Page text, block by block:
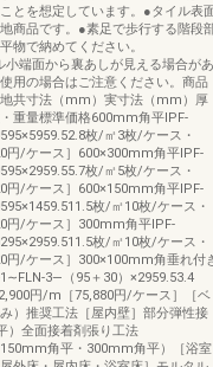
とを想定しています。●タイル表
商品です。●素足で歩行する階段
物で納めてください。
端面から裏あしが見える場合があ
用の場合はご注意ください。商品
共寸法（mm）実寸法（mm）厚
重量標準価格600mm角平IPF‐
枚/㎡3枚/ケース・
円/ケース］600×300mm角平IPF‐
枚/㎡5枚/ケース・
円/ケース］600×150mm角平IPF‐
枚/㎡10枚/ケース・
円/ケース］300mm角平IPF‐
枚/㎡10枚/ケース・
円/ケース］300×100mm角垂れ付
（95＋30）×2959.53.4
円/m［75,880円/ケース］［ベ
）推奨工法［屋内壁］部分弾性接
）全面接着剤張り工法
角平・300mm角平）［浴室